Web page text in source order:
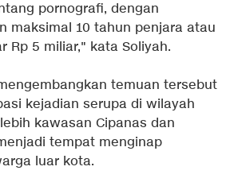
pornografi, dengan
maksimal 10 tahun penjara atau
Rp 5 miliar," kata Soliyah.
temuan tersebut
kejadian serupa di wilayah
kawasan Cipanas dan
tempat menginap
luar kota.